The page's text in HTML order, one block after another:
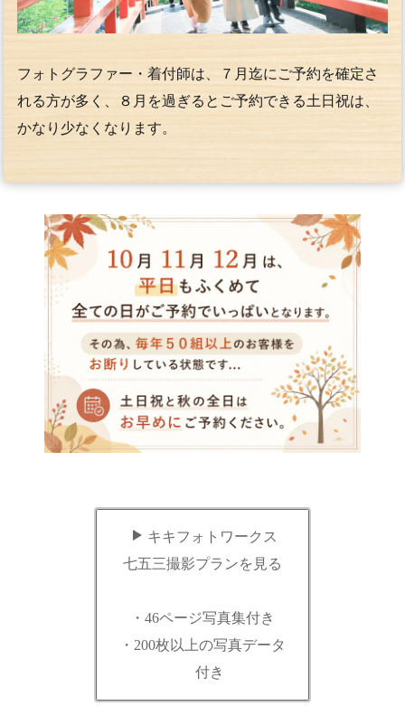
フォトグラファー・着付師は、７月迄にご予約を確定さ
れる方が多く、８月を過ぎるとご予約できる土日祝は、
かなり少なくなります。
キキフォトワークス
七五三撮影プランを見る
・46ページ写真集付き
・200枚以上の写真データ
付き